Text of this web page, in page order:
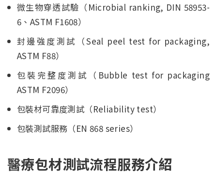
微生物穿透試驗（Microbial ranking, DIN 58953-
6、ASTM F1608）
封邊強度測試（Seal peel test for packaging,
ASTM F88）
包裝完整度測試（Bubble test for packaging
ASTM F2096）
包裝材可靠度測試（Reliability test）
包裝測試服務（EN 868 series）
醫療包材測試流程服務介紹